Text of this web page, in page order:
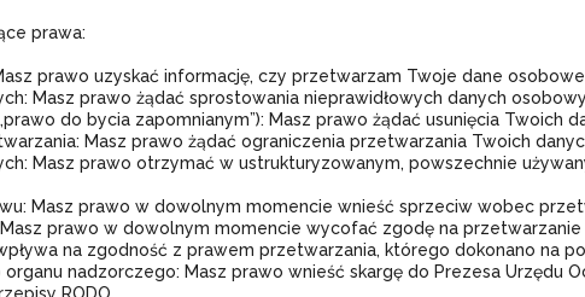
prawa:
prawo uzyskać informację, czy przetwarzam Twoje dane
Masz prawo żądać sprostowania nieprawidłowych danych
do bycia zapomnianym”): Masz prawo żądać usunięcia Twoich
Masz prawo żądać ograniczenia przetwarzania Twoich
Masz prawo otrzymać w ustrukturyzowanym, powszechnie
Masz prawo w dowolnym momencie wnieść sprzeciw wobec
prawo w dowolnym momencie wycofać zgodę na
na zgodność z prawem przetwarzania, którego dokonano na
nadzorczego: Masz prawo wnieść skargę do Prezesa Urzędu